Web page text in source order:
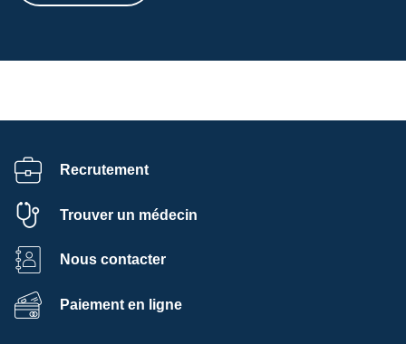
Recrutement
Trouver un médecin
Nous contacter
Paiement en ligne